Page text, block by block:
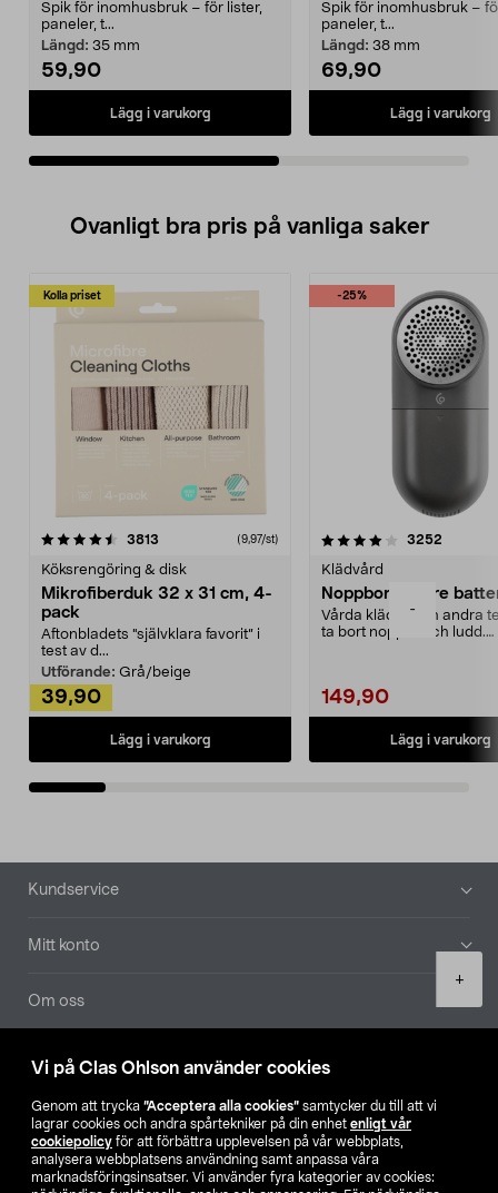
Vi på Clas Ohlson använder cookies
Genom att trycka ”Acceptera alla cookies” samtycker du till att vi
lagrar cookies och andra spårtekniker på din enhet enligt vår
cookiepolicy för att förbättra upplevelsen på vår webbplats,
analysera webbplatsens användning samt anpassa våra
marknadsföringsinsatser. Vi använder fyra kategorier av cookies:
-
+
Spik för inomhusbruk – för lister,
paneler, t...
Längd: 35 mm
59,90
Lägg i varukorg
Spik för inomhusbruk –
paneler, t...
Längd: 38 mm
69,90
Lägg i varukorg
Ovanligt bra pris på vanliga saker
Kolla priset
3813 (9,97/st)
Köksrengöring & disk
Mikrofiberduk 32 x 31 cm, 4-
pack
Aftonbladets "självklara favorit” i
test av d...
Utförande: Grå/beige
39,90
Lägg i varukorg
-25%
4.0av 5 stjärnor 3252
Klädvård
Noppborttagare
Vårda kläder och andra
ta bort noppor och ludd.
149,90
Lägg i varukorg
4.5av 5 stjärnor
Sidfot
Kundservice
Mitt konto
Om oss
Aktuellt
Våra bolag
Hitta butik